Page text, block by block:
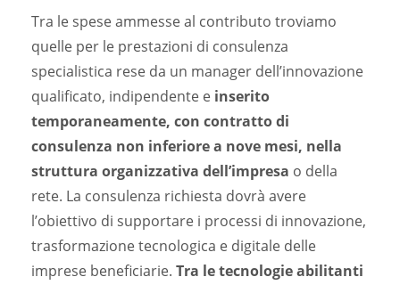
Tra le spese ammesse al contributo troviamo
quelle per le prestazioni di consulenza
specialistica rese da un manager dell’innovazione
qualificato, indipendente e inserito
temporaneamente, con contratto di
consulenza non inferiore a nove mesi, nella
struttura organizzativa dell’impresa o della
rete. La consulenza richiesta dovrà avere
l’obiettivo di supportare i processi di innovazione,
trasformazione tecnologica e digitale delle
imprese beneficiarie. Tra le tecnologie abilitanti